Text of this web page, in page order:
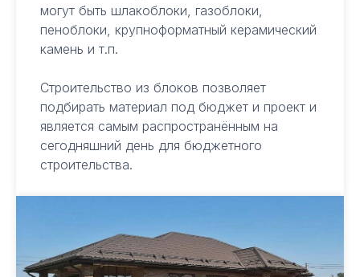
могут быть шлакоблоки, газоблоки,
пеноблоки, крупноформатный керамический
камень и т.п.
Строительство из блоков позволяет
подбирать материал под бюджет и проект и
является самым распространённым на
сегодняшний день для бюджетного
строительства.
Строительство домов в Сочи
Сочи, ул. Горького, 26, офис 21
Адлер, ул. Ленина 96, офис 306
Ежедневно с 9.00 до 18.00